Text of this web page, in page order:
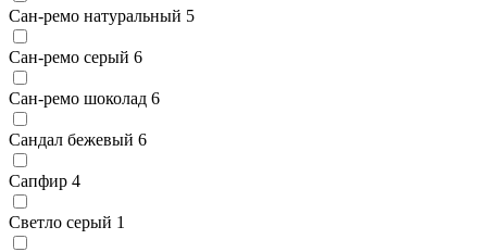
Сан-ремо натуральный 5
Сан-ремо серый 6
Сан-ремо шоколад 6
Сандал бежевый 6
Сапфир 4
Светло серый 1